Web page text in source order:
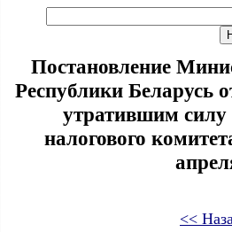
Постановление
Республики Беларусь
утратившим силу
налогового
<<